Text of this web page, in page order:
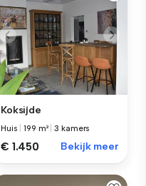
Koksijde
Huis |199 m² |3 kamers
€ 1.450 Bekijk meer